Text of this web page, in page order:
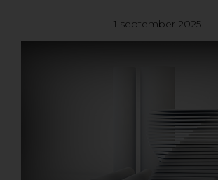
1 september 2025